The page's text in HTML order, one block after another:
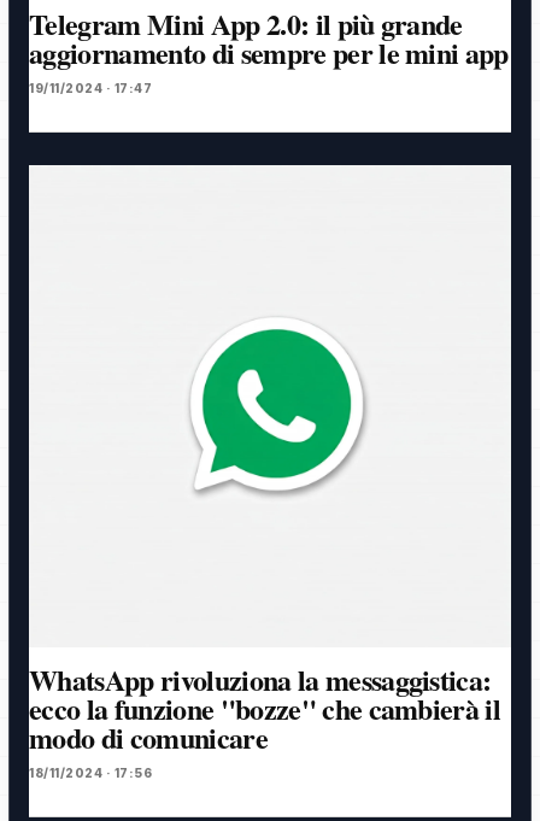
Telegram Mini App 2.0: il più grande
aggiornamento di sempre per le mini app
19/11/2024 · 17:47
WhatsApp rivoluziona la messaggistica:
ecco la funzione "bozze" che cambierà il
modo di comunicare
18/11/2024 · 17:56